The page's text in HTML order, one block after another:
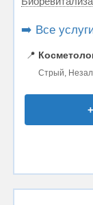
➡️ Все
📍
Стрый,